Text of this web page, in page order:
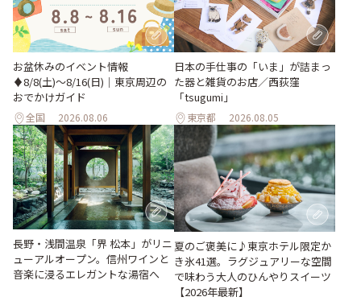
お盆休みのイベント情報
♦︎8/8(土)〜8/16(日)｜東京周辺の
おでかけガイド
全国 2026.08.06
日本の手仕事の「いま」が詰まっ
た器と雑貨のお店／西荻窪
「tsugumi」
東京都 2026.08.05
長野・浅間温泉「界 松本」がリニ
ューアルオープン。信州ワインと
音楽に浸るエレガントな湯宿へ
夏のご褒美に♪東京ホテル限定か
き氷41選。ラグジュアリーな空間
で味わう大人のひんやりスイーツ
【2026年最新】